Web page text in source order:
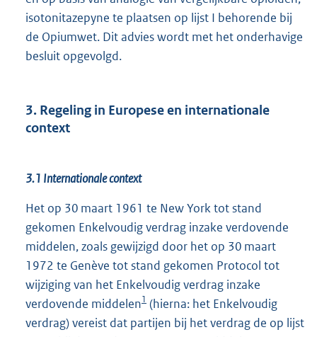
isotonitazepyne te plaatsen op lijst I behorende bij
de Opiumwet. Dit advies wordt met het onderhavige
besluit opgevolgd.
3. Regeling in Europese en internationale
context
3.1 Internationale context
Het op 30 maart 1961 te New York tot stand
gekomen Enkelvoudig verdrag inzake verdovende
middelen, zoals gewijzigd door het op 30 maart
1972 te Genève tot stand gekomen Protocol tot
wijziging van het Enkelvoudig verdrag inzake
verdovende middelen1 (hierna: het Enkelvoudig
verdrag) vereist dat partijen bij het verdrag de op lijst